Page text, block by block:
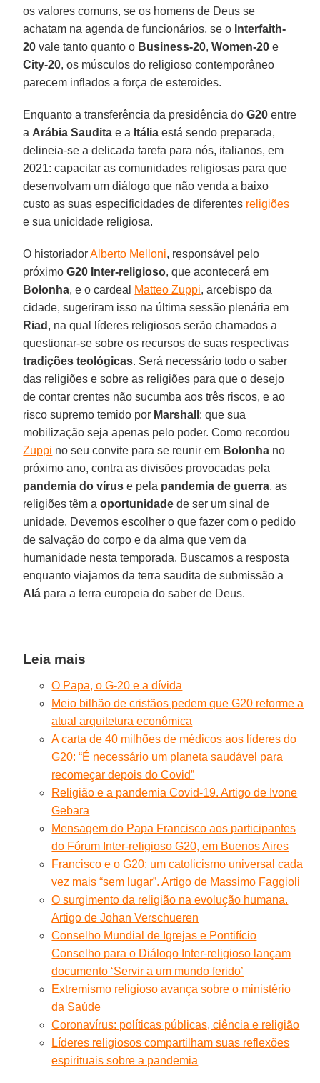
os valores comuns, se os homens de Deus se
achatam na agenda de funcionários, se o Interfaith-
20 vale tanto quanto o Business-20,Women-20 e
City-20, os músculos do religioso contemporâneo
parecem inflados a força de esteroides.
Enquanto a transferência da presidência doG20 entre
a Arábia Saudita e a Itália está sendo preparada,
delineia-se a delicada tarefa para nós, italianos, em
2021: capacitar as comunidades religiosas para que
desenvolvam um diálogo que não venda a baixo
custo as suas especificidades de diferentes religiões
e sua unicidade religiosa.
O historiadorAlberto Melloni, responsável pelo
próximoG20 Inter-religioso, que acontecerá em
Bolonha, e o cardeal Matteo Zuppi, arcebispo da
cidade, sugeriram isso na última sessão plenária em
Riad , na qual líderes religiosos serão chamados a
questionar-se sobre os recursos de suas respectivas
tradições teológicas. Será necessário todo o saber
das religiões e sobre as religiões para que o desejo
de contar crentes não sucumba aos três riscos, e ao
risco supremo temido por Marshall : que sua
mobilização seja apenas pelo poder. Como recordou
Zuppi no seu convite para se reunir em Bolonha no
próximo ano, contra as divisões provocadas pela
pandemia do vírus e pela pandemia de guerra, as
religiões têm aoportunidade de ser um sinal de
unidade. Devemos escolher o que fazer com o pedido
de salvação do corpo e da alma que vem da
humanidade nesta temporada. Buscamos a resposta
enquanto viajamos da terra saudita de submissão a
Alá para a terra europeia do saber de Deus.
Leia mais
O Papa, o G-20 e a dívida
Meio bilhão de cristãos pedem que G20 reforme a
atual arquitetura econômica
A carta de 40 milhões de médicos aos líderes do
G20: “É necessário um planeta saudável para
recomeçar depois do Covid”
Religião e a pandemia Covid-19. Artigo de Ivone
Gebara
Mensagem do Papa Francisco aos participantes
do Fórum Inter-religioso G20, em Buenos Aires
Francisco e o G20: um catolicismo universal cada
vez mais “sem lugar”. Artigo de Massimo Faggioli
O surgimento da religião na evolução humana.
Artigo de Johan Verschueren
Conselho Mundial de Igrejas e Pontifício
Conselho para o Diálogo Inter-religioso lançam
documento ‘Servir a um mundo ferido’
Extremismo religioso avança sobre o ministério
da Saúde
Coronavírus: políticas públicas, ciência e religião
Líderes religiosos compartilham suas reflexões
espirituais sobre a pandemia